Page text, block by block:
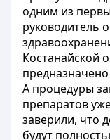
одним из
руководитель
Костанайской
А процедуры
препаратов
заверили, что
будут